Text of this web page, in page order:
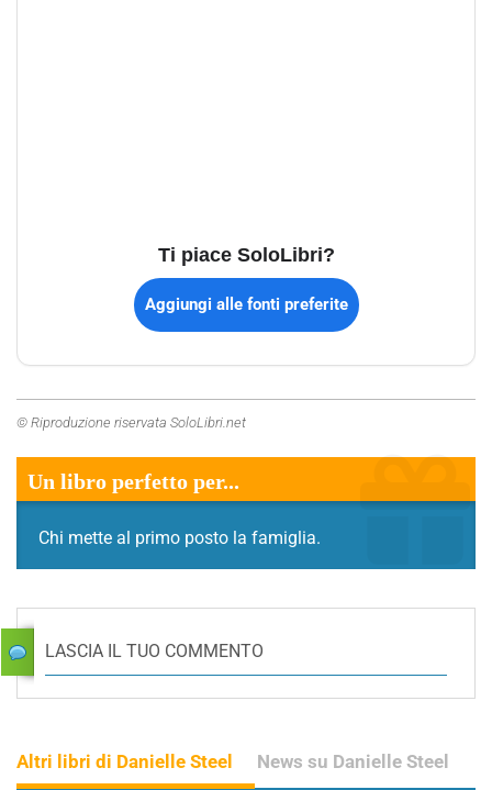
Ti piace SoloLibri?
Aggiungi alle fonti preferite
© Riproduzione riservata SoloLibri.net
Un libro perfetto per...
Chi mette al primo posto la famiglia.
LASCIA IL TUO COMMENTO
Altri libri di Danielle Steel News su Danielle Steel